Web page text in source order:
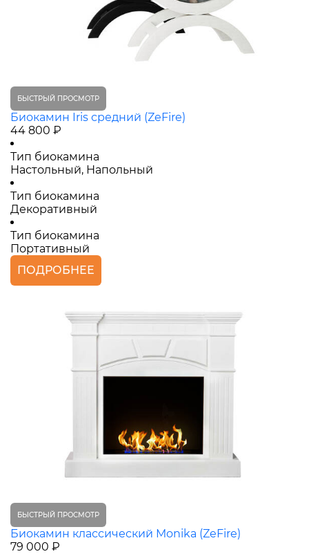
БЫСТРЫЙ ПРОСМОТР
Биокамин Iris средний (ZeFire)
44 800 ₽
Тип биокамина
Настольный, Напольный
Тип биокамина
Декоративный
Тип биокамина
Портативный
ПОДРОБНЕЕ
БЫСТРЫЙ ПРОСМОТР
Биокамин классический Monika (ZeFire)
79 000 ₽